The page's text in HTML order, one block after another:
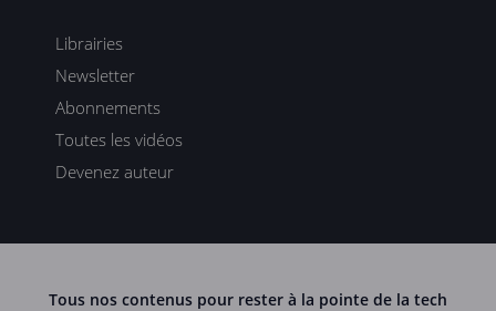
Librairies
Newsletter
Abonnements
Toutes les vidéos
Devenez auteur
Tous nos contenus pour rester à la pointe de la tech